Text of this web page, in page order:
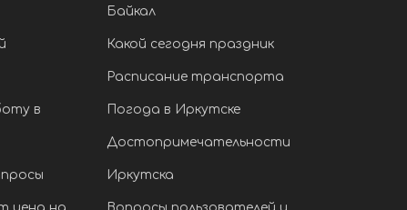
в
Байкал
Какой сегодня праздник
Расписание транспорта
Погода в Иркутске
Достопримечательности
Иркутска